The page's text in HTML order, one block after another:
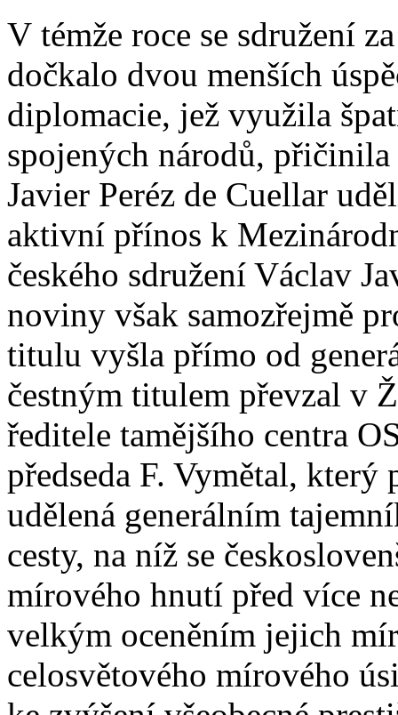
V témže roce se sdružení
dočkalo dvou menších
diplomacie, jež využila
spojených národů,
Javier Peréz de Cuellar
aktivní přínos k
českého sdružení Václav
noviny však samozřejmě
titulu vyšla přímo od
čestným titulem převzal v
ředitele tamějšího centra
předseda F. Vymětal, který
udělená generálním
cesty, na níž se
mírového hnutí před více
velkým oceněním jejich
celosvětového mírového